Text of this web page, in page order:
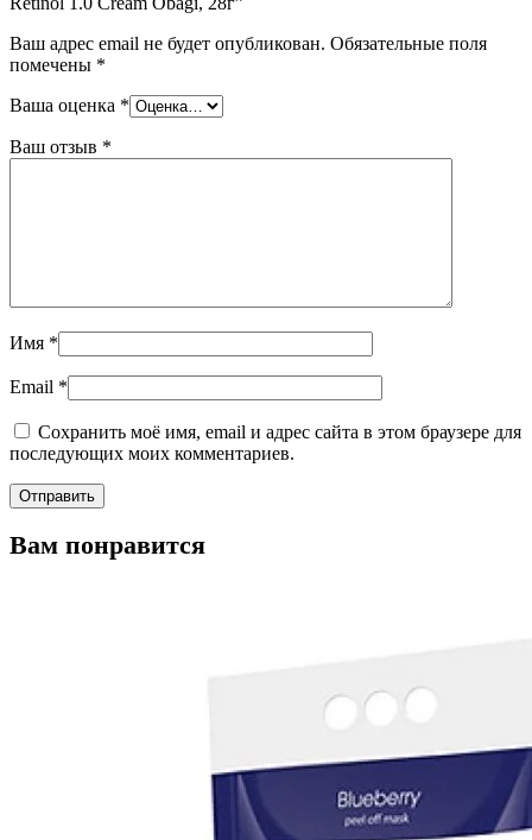
Ваш адрес email не будет опубликован. Обязательные поля
помечены *
Ваша оценка *
Ваш отзыв *
Имя *
Email *
Сохранить моё имя, email и адрес сайта в этом браузере для
последующих моих комментариев.
Вам понравится